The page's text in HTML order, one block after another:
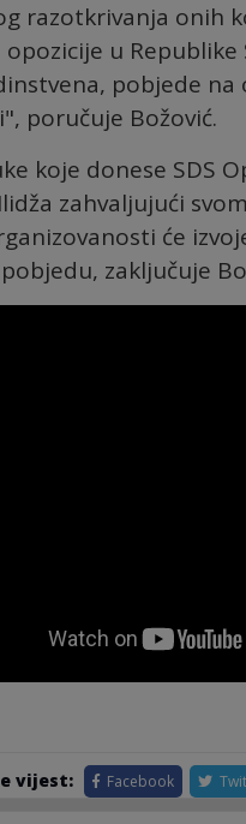
razotkrivanja onih
u Republike
pobjede na
poručuje Božović.
koje donese SDS
zahvaljujući
će
zaključuje
vijest: Facebook